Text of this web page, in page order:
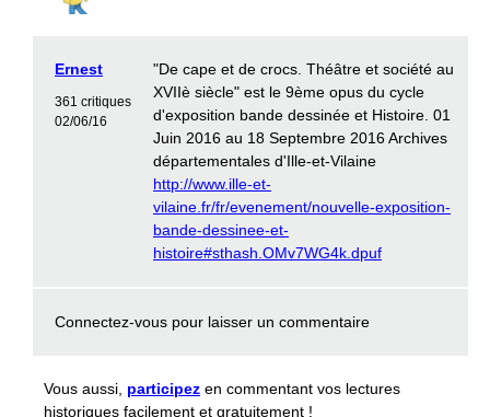
Ernest
361 critiques
02/06/16
"De cape et de crocs. Théâtre et société au
XVIIè siècle" est le 9ème opus du cycle
d'exposition bande dessinée et Histoire. 01
Juin 2016 au 18 Septembre 2016 Archives
départementales d'Ille-et-Vilaine
http://www.ille-et-
vilaine.fr/fr/evenement/nouvelle-exposition-
bande-dessinee-et-
histoire#sthash.OMv7WG4k.dpuf
Connectez-vous pour laisser un commentaire
Vous aussi, participez en commentant vos lectures
historiques facilement et gratuitement !